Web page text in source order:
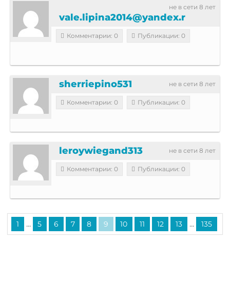
не в сети 8 лет
vale.lipina2014@yandex.r
Комментарии: 0 Публикации: 0
не в сети 8 лет
sherriepino531
Комментарии: 0 Публикации: 0
не в сети 8 лет
leroywiegand313
Комментарии: 0 Публикации: 0
1 ... 5 6 7 8 9 10 11 12 13 ... 135